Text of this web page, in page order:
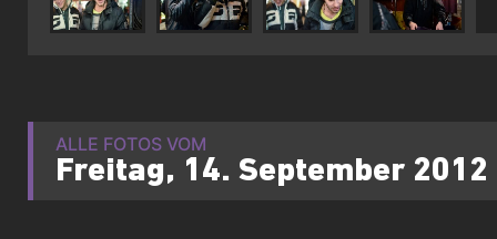
ALLE FOTOS VOM
Freitag, 14. September 2012